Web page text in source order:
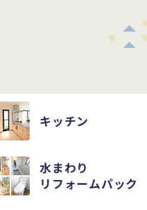
キッチン
水まわり
リフォームパック